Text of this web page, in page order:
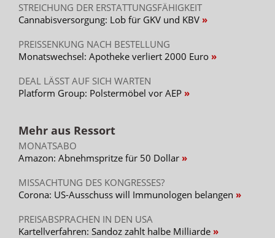
STREICHUNG DER ERSTATTUNGSFÄHIGKEIT
Cannabisversorgung: Lob für GKV und KBV
PREISSENKUNG NACH BESTELLUNG
Monatswechsel: Apotheke verliert 2000 Euro
DEAL LÄSST AUF SICH WARTEN
Platform Group: Polstermöbel vor AEP
Mehr aus Ressort
MONATSABO
Amazon: Abnehmspritze für 50 Dollar
MISSACHTUNG DES KONGRESSES?
Corona: US-Ausschuss will Immunologen belangen
PREISABSPRACHEN IN DEN USA
Kartellverfahren: Sandoz zahlt halbe Milliarde